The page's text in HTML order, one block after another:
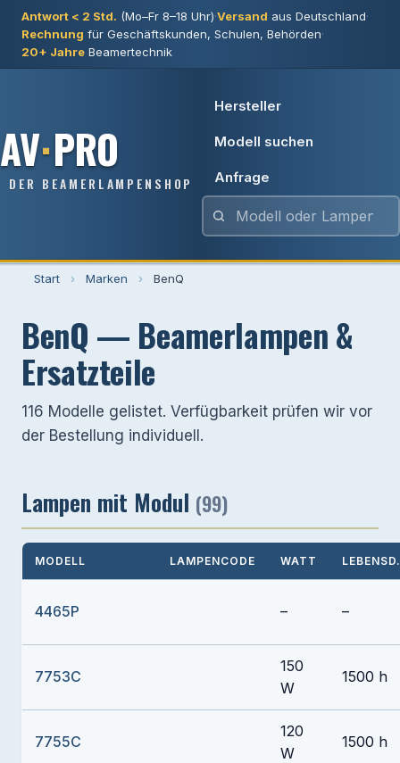
Antwort < 2 Std. (Mo–Fr 8–18 Uhr)·Versand aus Deutschland·
Rechnung für Geschäftskunden, Schulen, Behörden·
20+ Jahre Beamertechnik
AV·PRO
DER BEAMERLAMPENSHOP
Hersteller
Modell suchen
Anfrage
Start › Marken › BenQ
BenQ — Beamerlampen &
Ersatzteile
116 Modelle gelistet. Verfügbarkeit prüfen wir vor
der Bestellung individuell.
Lampen mit Modul (99)
MODELL LAMPENCODE WATT LEBENSD.
4465P – –
7753C
150
W
1500 h
7755C
120
W
1500 h